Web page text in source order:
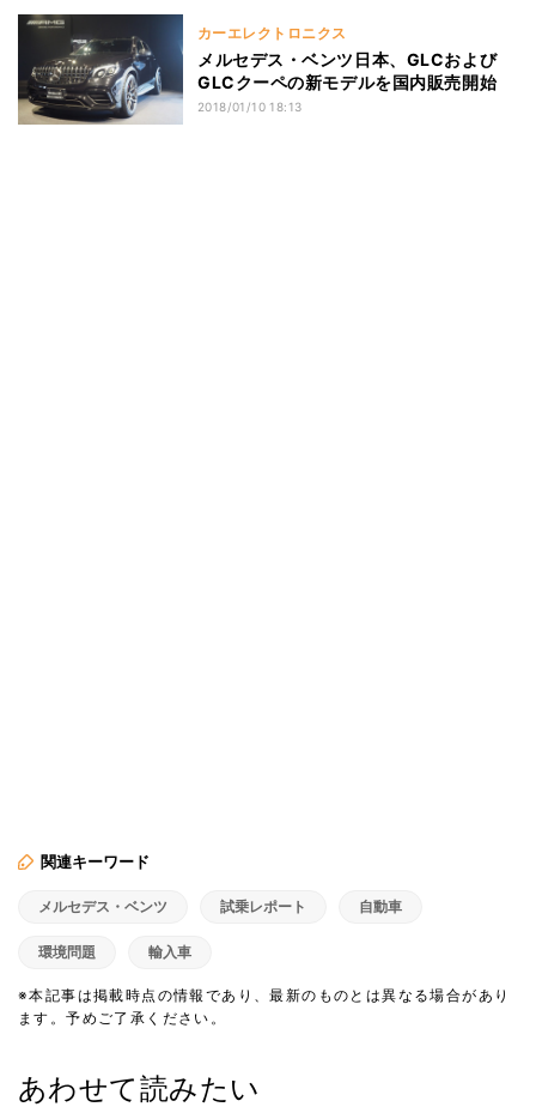
カーエレクトロニクス
メルセデス・ベンツ日本、GLCおよび
GLCクーペの新モデルを国内販売開始
2018/01/10 18:13
関連キーワード
メルセデス・ベンツ 試乗レポート 自動車
環境問題 輸入車
※本記事は掲載時点の情報であり、最新のものとは異なる場合があり
ます。予めご了承ください。
あわせて読みたい